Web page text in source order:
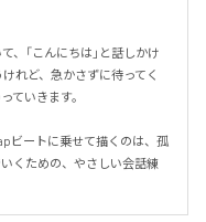
、「こんにちは」と話しかけ
れど、急かさずに待ってく
ていきます。
ビートに乗せて描くのは、孤
くための、やさしい会話練